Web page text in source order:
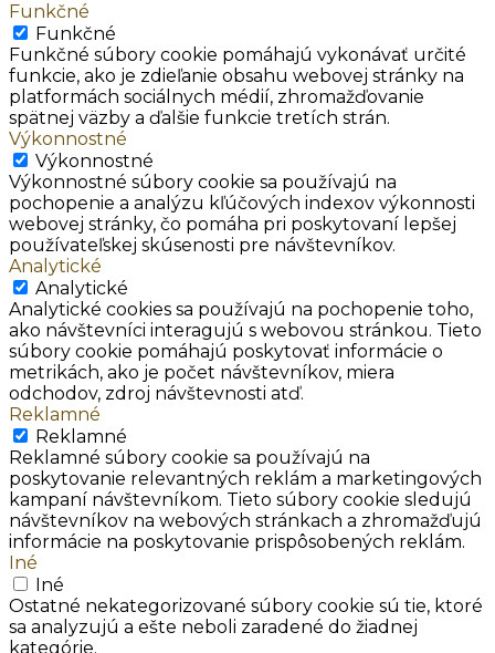
Funkčné
Funkčné
Funkčné súbory cookie pomáhajú vykonávať určité
funkcie, ako je zdieľanie obsahu webovej stránky na
platformách sociálnych médií, zhromažďovanie
spätnej väzby a ďalšie funkcie tretích strán.
Výkonnostné
Výkonnostné
Výkonnostné súbory cookie sa používajú na
pochopenie a analýzu kľúčových indexov výkonnosti
webovej stránky, čo pomáha pri poskytovaní lepšej
používateľskej skúsenosti pre návštevníkov.
Analytické
Analytické
Analytické cookies sa používajú na pochopenie toho,
ako návštevníci interagujú s webovou stránkou. Tieto
súbory cookie pomáhajú poskytovať informácie o
metrikách, ako je počet návštevníkov, miera
odchodov, zdroj návštevnosti atď.
Reklamné
Reklamné
Reklamné súbory cookie sa používajú na
poskytovanie relevantných reklám a marketingových
kampaní návštevníkom. Tieto súbory cookie sledujú
návštevníkov na webových stránkach a zhromažďujú
informácie na poskytovanie prispôsobených reklám.
Iné
Iné
Ostatné nekategorizované súbory cookie sú tie, ktoré
sa analyzujú a ešte neboli zaradené do žiadnej
kategórie.